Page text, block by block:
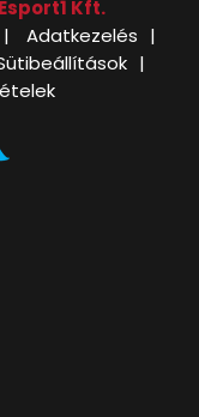
Esport1 Kft.
Adatkezelés